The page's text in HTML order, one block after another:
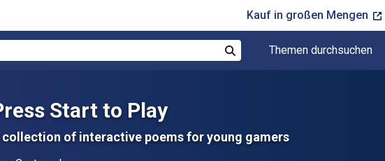
Kauf in großen Mengen
Themen durchsuchen
Start to Play
collection of interactive poems for young gamers